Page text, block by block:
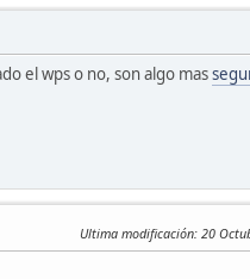
el wps o no, son algo mas
Ultima modificación: 20